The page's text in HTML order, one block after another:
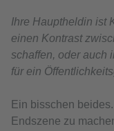
Ihre Hauptheldin ist
einen Kontrast
schaffen, oder auch
für ein
Ein bisschen
Endszene zu